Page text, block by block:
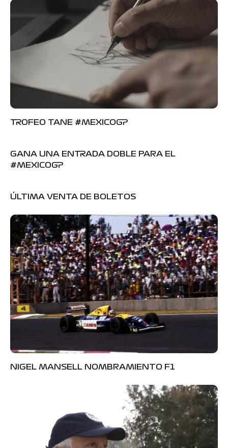
TROFEO TANE #MEXICOGP
GANA UNA ENTRADA DOBLE PARA EL
#MEXICOGP
ÚLTIMA VENTA DE BOLETOS
NIGEL MANSELL NOMBRAMIENTO F1